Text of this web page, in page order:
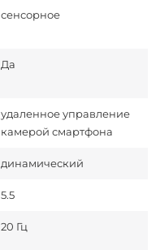
сенсорное
Да
удаленное управление
камерой смартфона
динамический
5.5
20 Гц